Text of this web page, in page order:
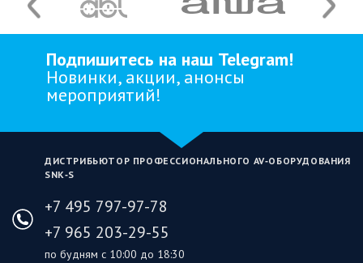
Подпишитесь на наш Telegram!
Новинки, акции, анонсы
мероприятий!
ДИСТРИБЬЮТОР ПРОФЕССИОНАЛЬНОГО AV‑ОБОРУДОВАНИЯ
SNK‑S
+7 495 797-97-78
+7 965 203-29-55
по будням с 10:00 до 18:30